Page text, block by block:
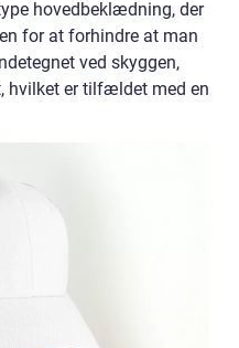
hovedbeklædning, der
for at forhindre at man
ved skyggen,
hvilket er tilfældet med en